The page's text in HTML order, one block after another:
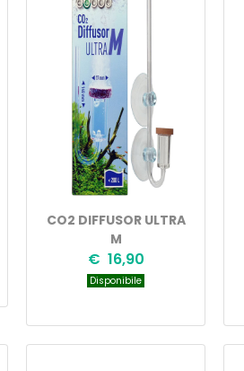
CO2 DIFFUSOR ULTRA
M
€ 16,90
Disponibile